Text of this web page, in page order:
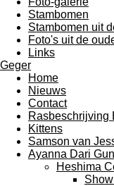
Stambomen
Stambomen uit
Foto's uit de
Links
Geger
Home
Nieuws
Contact
Rasbeschrijving
Kittens
Samson van
Ayanna Dari
Heshima